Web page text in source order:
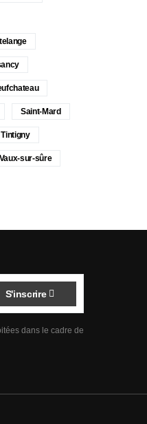
Saint-Mard
Tintigny
Vaux-sur-sûre
S'inscrire
dans le cadre de